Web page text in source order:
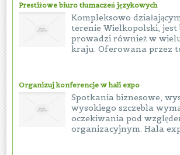
Prestiżowe biuro tłumaczeń językowych
Kompleksowo
terenie Wielkopolski, jest
prowadzi również w
kraju. Oferowana przez
Organizuj konferencje w hali expo
Spotkania biznesowe,
wysokiego szczebla
oczekiwania pod
organizacyjnym. Hala